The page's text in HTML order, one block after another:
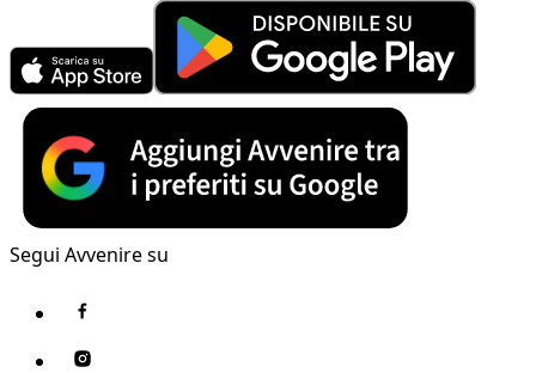
Segui Avvenire su